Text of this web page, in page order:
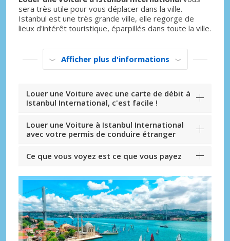
sera très utile pour vous déplacer dans la ville.
Istanbul est une très grande ville, elle regorge de
lieux d'intérêt touristique, éparpillés dans toute la ville.
Afficher plus d'informations
Louer une Voiture avec une carte de débit à
Istanbul International, c'est facile !
Louer une Voiture à Istanbul International
avec votre permis de conduire étranger
Ce que vous voyez est ce que vous payez